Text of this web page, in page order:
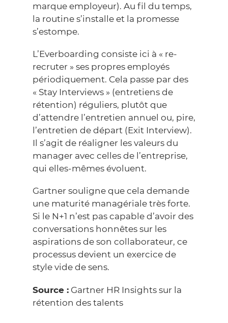
marque employeur). Au fil du temps,
la routine s’installe et la promesse
s’estompe.
L’Everboarding consiste ici à « re-
recruter » ses propres employés
périodiquement. Cela passe par des
« Stay Interviews » (entretiens de
rétention) réguliers, plutôt que
d’attendre l’entretien annuel ou, pire,
l’entretien de départ (Exit Interview).
Il s’agit de réaligner les valeurs du
manager avec celles de l’entreprise,
qui elles-mêmes évoluent.
Gartner souligne que cela demande
une maturité managériale très forte.
Si le N+1 n’est pas capable d’avoir des
conversations honnêtes sur les
aspirations de son collaborateur, ce
processus devient un exercice de
style vide de sens.
Source : Gartner HR Insights sur la
rétention des talents